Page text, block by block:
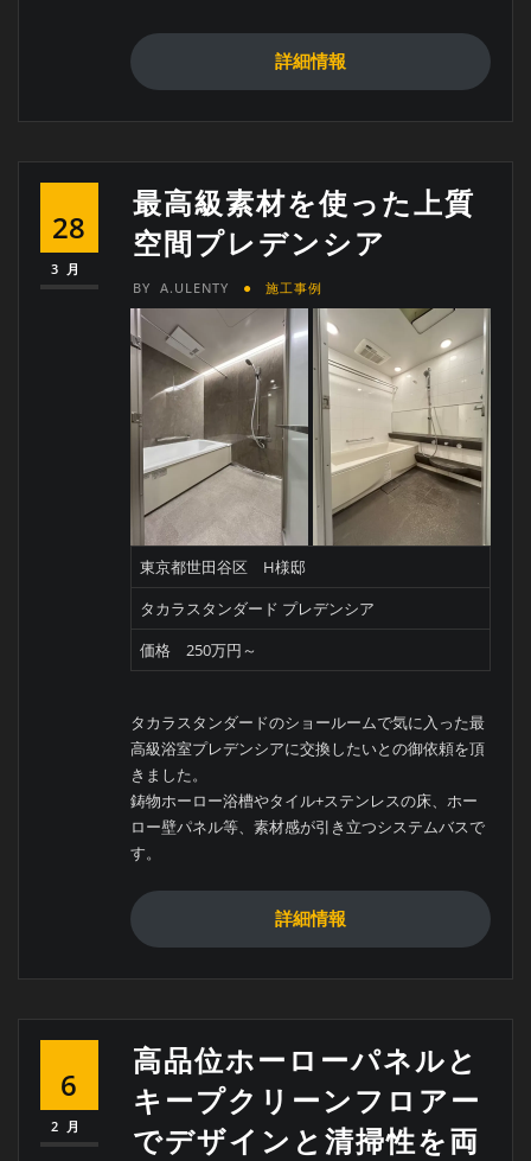
詳細情報
28
3月
最高級素材を使った上質
空間プレデンシア
BY A.ULENTY 施工事例
東京都世田谷区 H様邸
タカラスタンダード プレデンシア
価格 250万円～
タカラスタンダードのショールームで気に入った最
高級浴室プレデンシアに交換したいとの御依頼を頂
きました。
鋳物ホーロー浴槽やタイル+ステンレスの床、ホー
ロー壁パネル等、素材感が引き立つシステムバスで
す。
詳細情報
6
2月
高品位ホーローパネルと
キープクリーンフロアー
でデザインと清掃性を両